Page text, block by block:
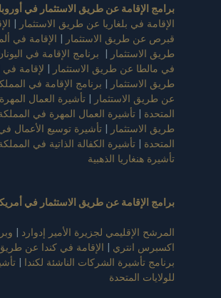
برامج الإقامة عن طريق الاستثمار في أوروبا
الإقامة في بلغاريا عن طريق الاستثمار |
قبرص عن طريق الاستثمار | الإقامة في
طريق الاستثمار | برنامج الإقامة في
في مالطا عن طريق الاستثمار | لإقامة في
طريق الاستثمار | برنامج الإقامة في
عن طريق الاستثمار | تأشيرة العمال
المتحدة | تأشيرة العمال المهرة في
طريق الاستثمار | تأشيرة توسيع الأعمال
المتحدة | تأشيرة الكفالة الذاتية في
تأشيرة هنغاريا الذهبية
برامج الإقامة عن طريق الاستثمار في
المرشح الإقليمي لجزيرة الأمير إدوارد |
اكسبرس انتري | الإقامة في كندا عن طريق
برنامج تأشيرة الشركات الناشئة لكندا |
للولايات المتحدة